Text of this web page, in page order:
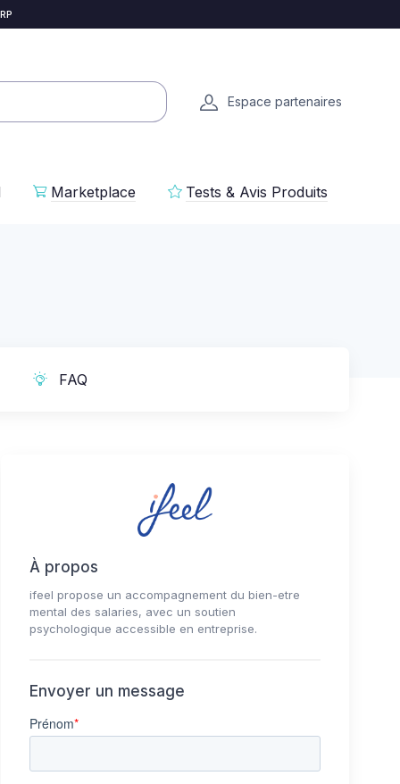
Espace partenaires
Marketplace Tests & Avis Produits
FAQ
À propos
ifeel propose un accompagnement du bien-etre
mental des salaries, avec un soutien
psychologique accessible en entreprise.
Envoyer un message